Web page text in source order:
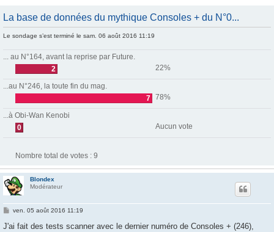
La base de données du mythique Consoles + du N°0...
Le sondage s’est terminé le sam. 06 août 2016 11:19
... au N°164, avant la reprise par Future.
2
22%
...au N°246, la toute fin du mag.
7 78%
...à Obi-Wan Kenobi
0
Aucun vote
Nombre total de votes : 9
Blondex
Modérateur
M
s
ven. 05 août 2016 11:19
J'ai fait des tests scanner avec le dernier numéro de Consoles + (246),